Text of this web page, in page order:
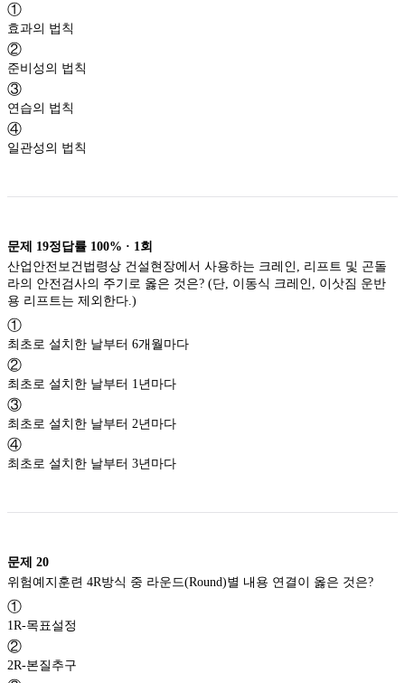
①
효과의 법칙
②
준비성의 법칙
③
연습의 법칙
④
일관성의 법칙
문제 19정답률 100% · 1 회
산업안전보건법령상 건설현장에서 사용하는 크레인, 리프트 및 곤돌
라의 안전검사의 주기로 옳은 것은? (단, 이동식 크레인, 이삿짐 운반
용 리프트는 제외한다.)
①
최초로 설치한 날부터 6개월마다
②
최초로 설치한 날부터 1년마다
③
최초로 설치한 날부터 2년마다
④
최초로 설치한 날부터 3년마다
문제 20
위험예지훈련 4R방식 중 라운드(Round)별 내용 연결이 옳은 것은?
①
1R-목표설정
②
2R-본질추구